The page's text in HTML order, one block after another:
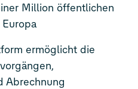
Million öffentlichen
ermöglicht die
Abrechnung